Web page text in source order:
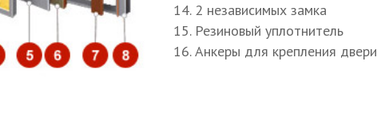
14. 2 независимых замка
15. Резиновый уплотнитель
16. Анкеры для крепления двери